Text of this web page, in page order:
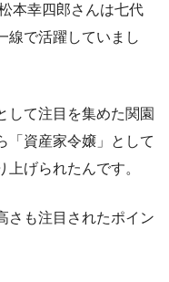
本幸四郎さんは七代
線で活躍していまし
して注目を集めた関園
「資産家令嬢」として
げられたんです。
さも注目されたポイン